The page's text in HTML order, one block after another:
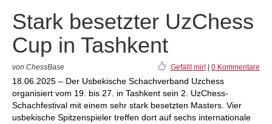
Stark besetzter UzChess
Cup in Tashkent
von ChessBase Gefällt mir! 0 Kommentare
18.06.2025 – Der Usbekische Schachverband Uzchess
organisiert vom 19. bis 27. in Tashkent sein 2. UzChess-
Schachfestival mit einem sehr stark besetzten Masters. Vier
usbekische Spitzenspieler treffen dort auf sechs internationale